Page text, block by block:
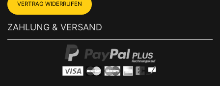
VERTRAG WIDERRUFEN
ZAHLUNG & VERSAND